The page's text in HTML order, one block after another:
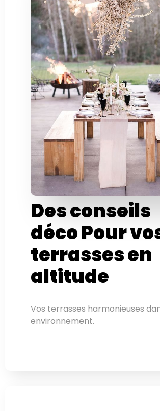
Des conseils
déco Pour
terrasses en
altitude
Vos terrasses harmonieuses
environnement.